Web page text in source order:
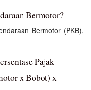
Bermotor?
Bermotor (PKB),
Pajak
x Bobot) x